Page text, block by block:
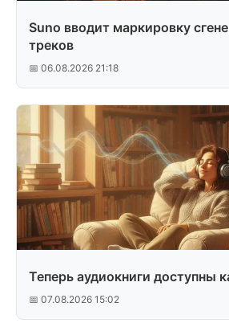
Suno вводит маркировку
треков
📅 06.08.2026 21:18
Теперь аудиокниги доступны
📅 07.08.2026 15:02